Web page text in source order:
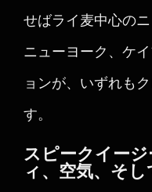
せばライ麦中心の
ニューヨーク、ケ
ョンが、いずれも
す。
スピークイー
ィ、空気、そ